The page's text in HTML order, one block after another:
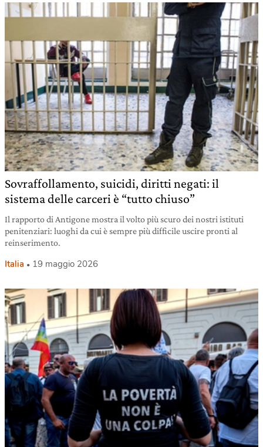
Sovraffollamento, suicidi, diritti negati: il
sistema delle carceri è “tutto chiuso”
Il rapporto di Antigone mostra il volto più scuro dei nostri istituti
penitenziari: luoghi da cui è sempre più difficile uscire pronti al
reinserimento.
Italia 19 maggio 2026